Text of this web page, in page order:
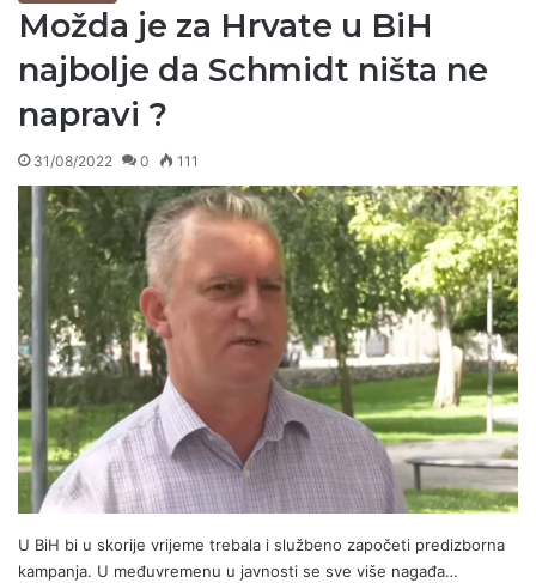
Možda je za Hrvate u BiH
najbolje da Schmidt ništa ne
napravi ?
31/08/2022 0 111
U BiH bi u skorije vrijeme trebala i službeno započeti predizborna
kampanja. U međuvremenu u javnosti se sve više nagađa…